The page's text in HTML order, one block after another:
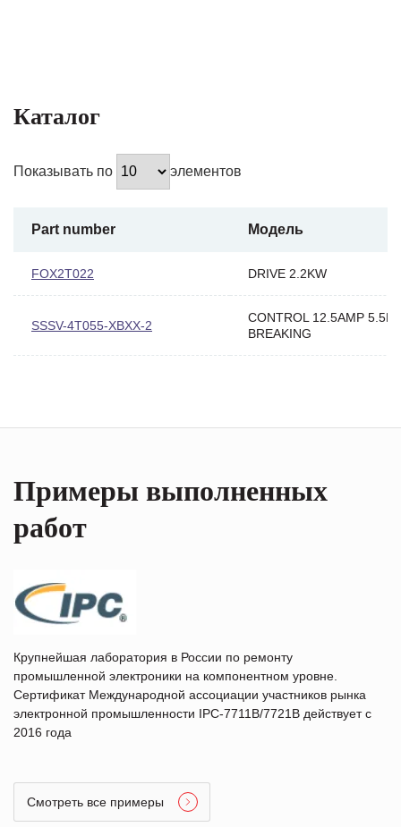
Каталог
Показывать по элементов
Part number Модель
FOX2T022 DRIVE 2.2KW
SSSV-4T055-XBXX-2
CONTROL 12.5AMP
BREAKING
Примеры выполненных
работ
Крупнейшая лаборатория в России по ремонту
промышленной электроники на компонентном уровне.
Сертификат Международной ассоциации участников рынка
электронной промышленности IPC-7711B/7721B действует с
2016 года
Смотреть все примеры